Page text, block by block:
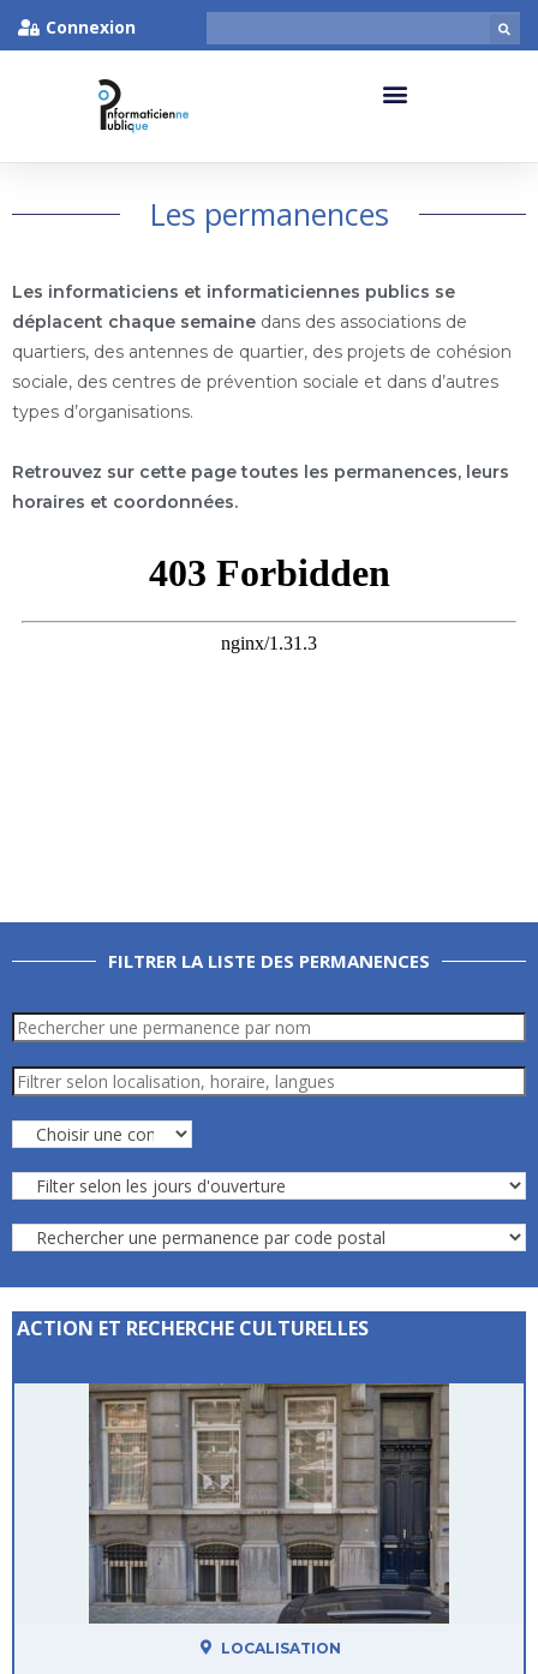
Connexion
Les permanences
Les informaticiens et informaticiennes publics se
déplacent chaque semaine dans des associations de
quartiers, des antennes de quartier, des projets de cohésion
sociale, des centres de prévention sociale et dans d’autres
types d’organisations.
Retrouvez sur cette page toutes les permanences, leurs
horaires et coordonnées.
FILTRER LA LISTE DES PERMANENCES
ACTION ET RECHERCHE CULTURELLES
LOCALISATION